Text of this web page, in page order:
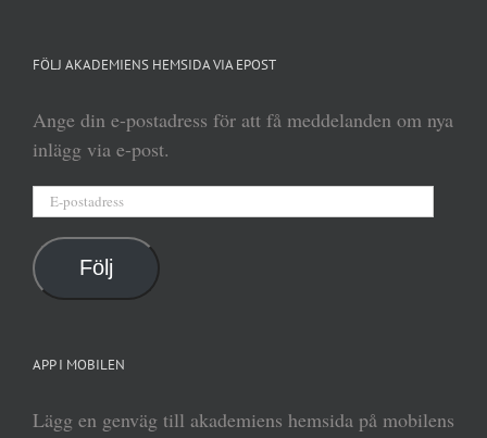
FÖLJ AKADEMIENS HEMSIDA VIA EPOST
Ange din e-postadress för att få meddelanden om nya
inlägg via e-post.
postadress
Följ
APP I MOBILEN
Lägg en genväg till akademiens hemsida på mobilens